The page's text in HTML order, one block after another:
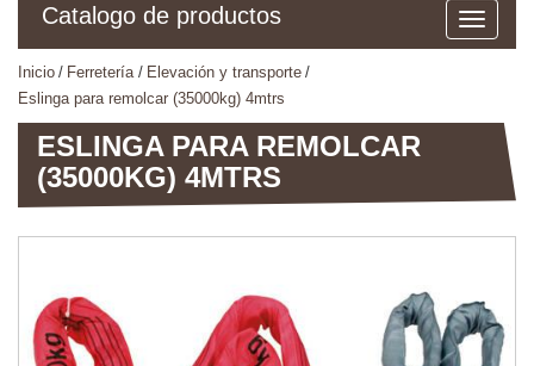
Catalogo de productos
inicio ferretería
elevación y transporte
eslinga para remolcar (35000kg) 4mtrs
ESLINGA PARA REMOLCAR
(35000KG) 4MTRS